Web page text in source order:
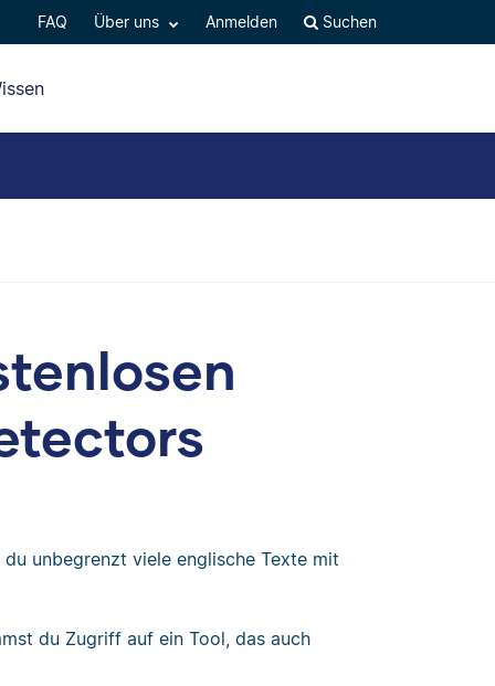
FAQ Über uns Anmelden Suchen
unbegrenzt viele englische Texte mit
du Zugriff auf ein Tool, das auch